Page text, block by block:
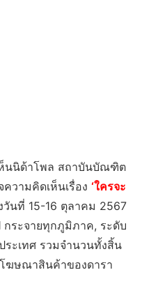
นนิด้าโพล สถาบันบัณฑิต
วามคิดเห็นเรื่อง ‘ใครจะ
วันที่ 15-16 ตุลาคม 2567
ระจายทุกภูมิภาค, ระดับ
ะเทศ รวมจำนวนทั้งสิ้น
โฆษณาสินค้าของดารา